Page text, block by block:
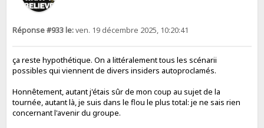
Réponse #933 le:ven. 19 décembre 2025, 10:20:41
ça reste hypothétique. On a littéralement tous les scénarii
possibles qui viennent de divers insiders autoproclamés.
Honnêtement, autant j'étais sûr de mon coup au sujet de la
tournée, autant là, je suis dans le flou le plus total: je ne sais rien
concernant l'avenir du groupe.